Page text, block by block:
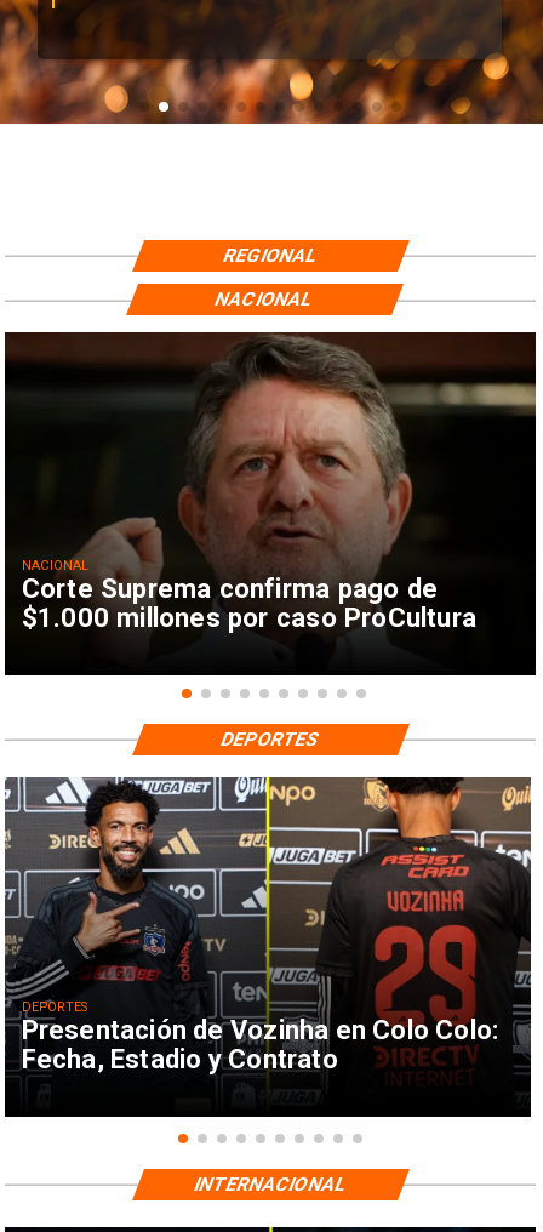
REGIONAL
Corte Suprema confirma pago de
$1.000 millones por caso ProCultura
NACIONAL
NACIONAL
Presentación de Vozinha en Colo Colo:
Fecha, Estadio y Contrato
DEPORTES
DEPORTES
INTERNACIONAL